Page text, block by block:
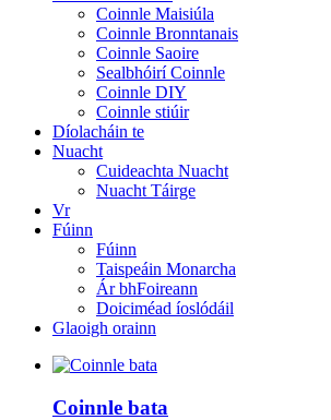
Coinnle Maisiúla
Coinnle Bronntanais
Coinnle Saoire
Sealbhóirí Coinnle
Coinnle DIY
Coinnle stiúir
Díolacháin te
Nuacht
Cuideachta Nuacht
Nuacht Táirge
Vr
Fúinn
Fúinn
Taispeáin Monarcha
Ár bhFoireann
Doiciméad íoslódáil
Glaoigh orainn
Coinnle bata